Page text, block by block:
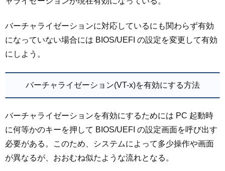
バーチャライゼーションに対応しているにも関わらず有効
になっていない場合には BIOS/UEFI の設定を変更して有効
にしよう。
バーチャライゼーション(VT-x)を有効にする方法
バーチャライゼーションを有効にするためには PC 起動時
に何等かのキーを押して BIOS/UEFI の設定画面を呼び出す
必要がある。このため、システムによって多少操作や画面
が異なるが、おおむね似たような流れとなる。